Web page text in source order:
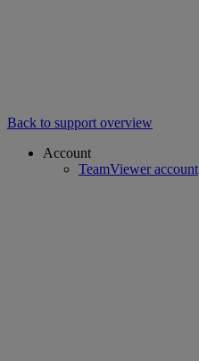
Back to support overview
Account
TeamViewer account